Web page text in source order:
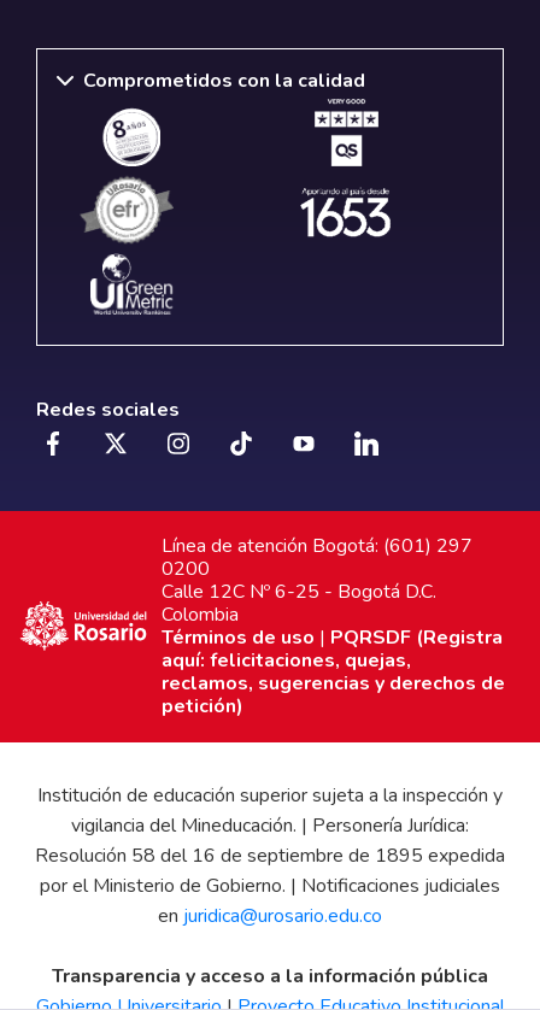
Comprometidos con la calidad
Redes sociales
Línea de atención Bogotá: (601) 297
0200
Calle 12C Nº 6-25 - Bogotá D.C.
Colombia
Términos de uso | PQRSDF (Registra
aquí: felicitaciones, quejas,
reclamos, sugerencias y derechos de
petición)
Institución de educación superior sujeta a la inspección y
vigilancia del Mineducación. | Personería Jurídica:
Resolución 58 del 16 de septiembre de 1895 expedida
por el Ministerio de Gobierno. | Notificaciones judiciales
en juridica@urosario.edu.co
Transparencia y acceso a la información pública